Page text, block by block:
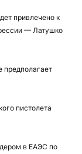
привлечено к
— Латушко
предполагает
пистолета
в ЕАЭС по